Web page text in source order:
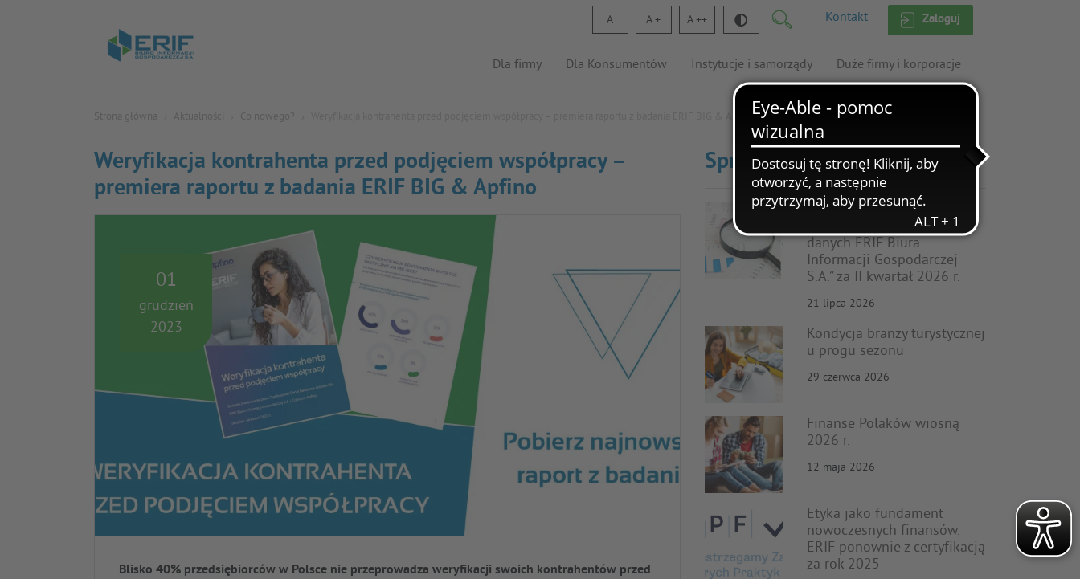
Kontakt Zaloguj
A A A
Dla firmy Dla Konsumentów Instytucje i samorządy Duże firmy i korporacje
Strona główna Aktualności Co nowego? Weryfikacja kontrahenta przed podjęciem współpracy – premiera raportu z badania ERIF BIG & Apfino
Weryfikacja kontrahenta przed podjęciem współpracy –
premiera raportu z badania ERIF BIG & Apfino
01
grudzień
2023
Blisko 40% przedsiębiorców w Polsce nie przeprowadza weryfikacji swoich kontrahentów przed
Sprawdź inne
Nowy raport audytowy
„Wielkość i struktura bazy
danych ERIF Biura
Informacji Gospodarczej
S.A.” za II kwartał 2026 r.
21 lipca 2026
Kondycja branży turystycznej
u progu sezonu
29 czerwca 2026
Finanse Polaków wiosną
2026 r.
12 maja 2026
Etyka jako fundament
nowoczesnych finansów.
ERIF ponownie z certyfikacją
za rok 2025